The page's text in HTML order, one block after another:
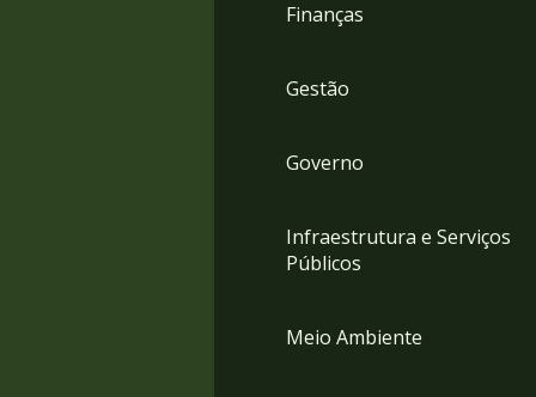
Finanças
Gestão
Governo
Infraestrutura e Serviços
Públicos
Meio Ambiente